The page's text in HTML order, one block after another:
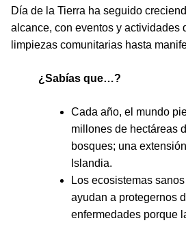
Día de la Tierra ha seguido
alcance, con eventos y actividades
limpiezas comunitarias hasta
¿Sabías que…?
Cada año, el mundo
millones de hectáreas
bosques; una
Islandia.
Los ecosistemas
ayudan a protegernos
enfermedades porque